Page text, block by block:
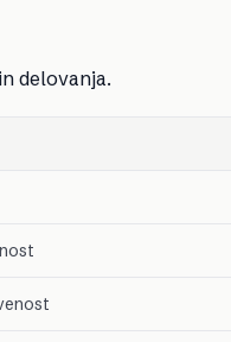
delovanja.